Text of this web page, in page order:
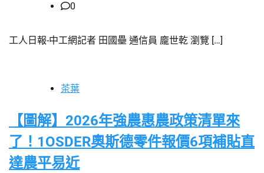
0
工人日報-中工網記者 田國壘 通信員 龐世乾 瀏覽 […]
茶葉
【圖解】2026年強農惠農政策清單來
了！1OSDER奧斯德零件報價6項補貼直
達農平易近